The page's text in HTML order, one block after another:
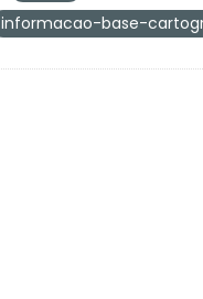
informacao-base-